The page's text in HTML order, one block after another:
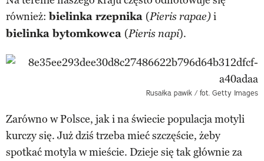
również:bielinka rzepnika (Pieris rapae)i
bielinka bytomkowca (Pieris napi).
Rusałka pawik / fot. Getty Images
Zarówno w Polsce, jak i na świecie populacja motyli
kurczy się. Już dziś trzeba mieć szczęście, żeby
spotkać motyla w mieście. Dzieje się tak głównie za